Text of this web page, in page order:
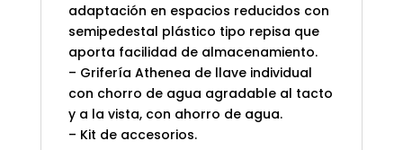
adaptación en espacios reducidos con
semipedestal plástico tipo repisa que
aporta facilidad de almacenamiento.
– Grifería Athenea de llave individual
con chorro de agua agradable al tacto
y a la vista, con ahorro de agua.
– Kit de accesorios.